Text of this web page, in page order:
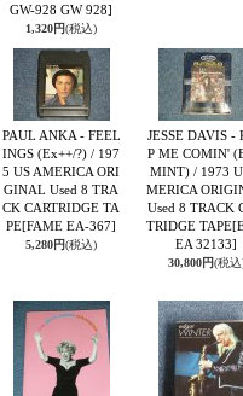
GW-928 GW 928]
1,320円(税込)
PAUL ANKA - FEEL
INGS (Ex++/?) / 197
5 US AMERICA ORI
GINAL Used 8 TRA
CK CARTRIDGE TA
PE[FAME EA-367]
5,280円(税込)
JESSE DAVIS -
P ME COMIN'
MINT) / 1973
MERICA
Used 8 TRACK
TRIDGE TAPE
EA 32133]
30,800円(税込